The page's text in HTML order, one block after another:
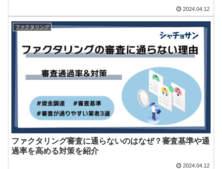
2024.04.12
ファクタリング
ファクタリング審査に通らないのはなぜ？審査基準や通
過率を高める対策を紹介
2024.04.12